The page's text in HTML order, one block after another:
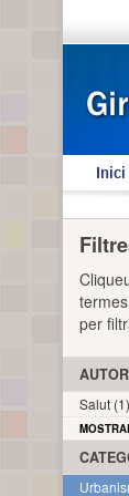
Inici
per
Salut (1)